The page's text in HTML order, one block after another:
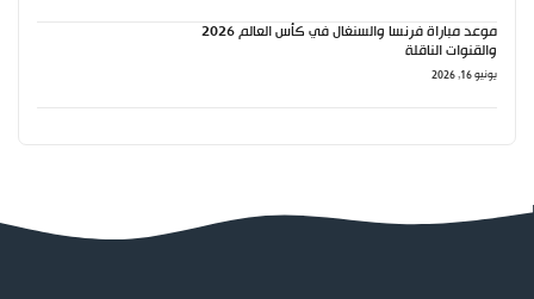
موعد مباراة فرنسا والسنغال في كأس العالم 2026
والقنوات الناقلة
يونيو 16, 2026